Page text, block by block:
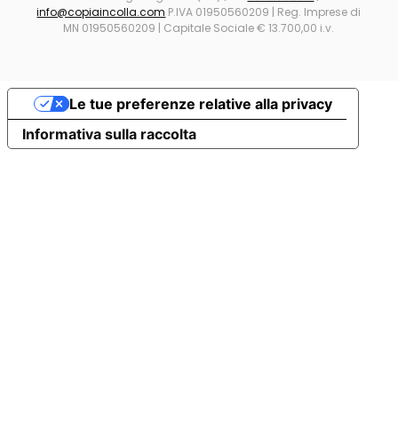
info@copiaincolla.com P.IVA 01950560209 | Reg. Imprese di
MN 01950560209 | Capitale Sociale € 13.700,00 i.v.
Informativa sulla raccolta
Le tue preferenze relative alla privacy